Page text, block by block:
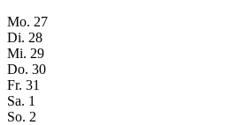
Mo. 27
Di. 28
Mi. 29
Do. 30
Fr. 31
Sa. 1
So. 2